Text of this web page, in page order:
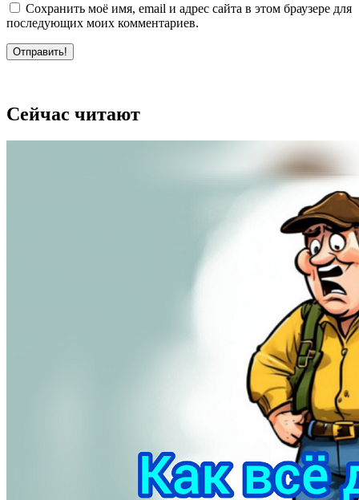
Сохранить моё имя, email и адрес сайта в этом браузере для
последующих моих комментариев.
Отправить!
Сейчас читают